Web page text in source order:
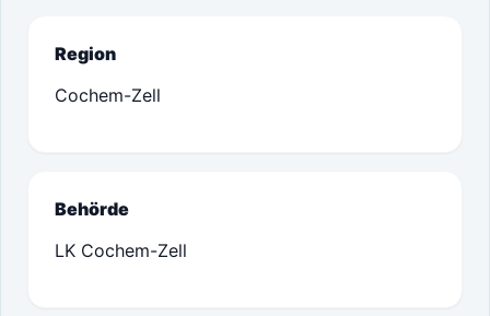
Region
Cochem-Zell
Behörde
LK Cochem-Zell